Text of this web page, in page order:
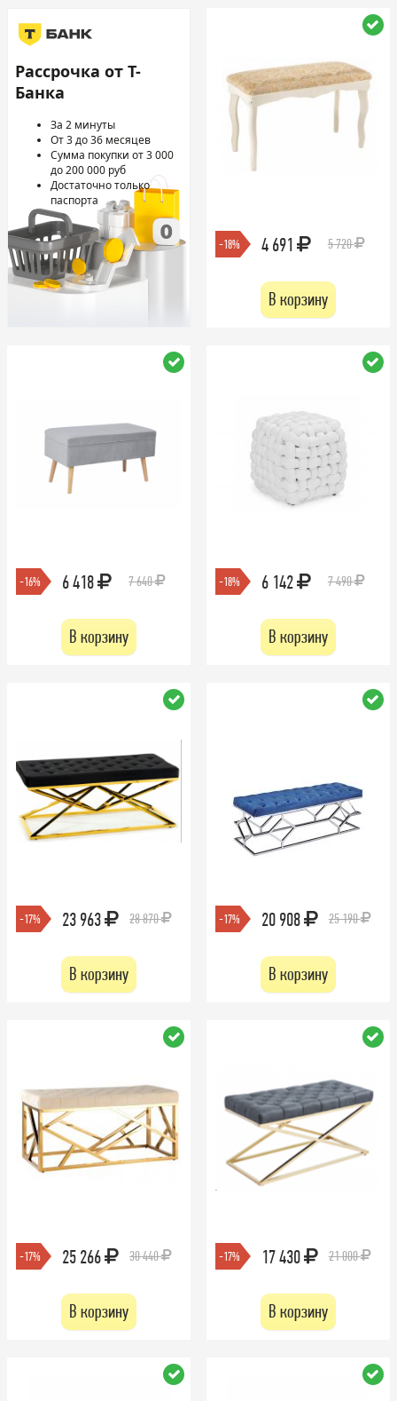
Рассрочка от Т-
Банка
За 2 минуты
От 3 до 36 месяцев
Сумма покупки от 3 000
до 200 000 руб
Достаточно только
паспорта
-18% 4 691 5 720
В корзину
-16% 6 418 7 640
В корзину
-18% 6 142 7 490
В корзину
-17% 23 963 28 870
В корзину
-17% 20 908 25 190
В корзину
-17% 25 266 30 440
В корзину
-17% 17 430 21 000
В корзину